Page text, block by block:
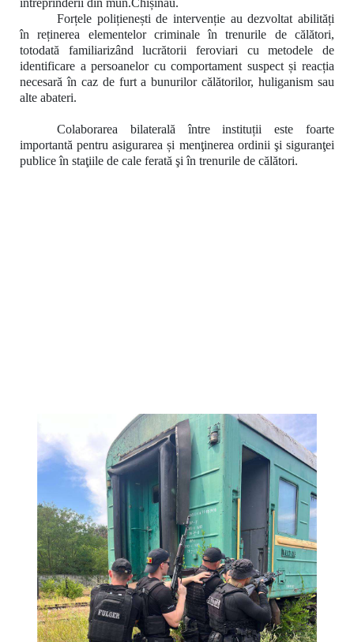
întreprinderii din mun.Chișinău.
Forțele polițienești de intervenție audezvoltat abilități
înreținerea elementelor criminale în trenurile de călători,
totodată familiarizând lucrătorii feroviari cu metodele de
identificare a persoanelor cu comportament suspect și reacția
necesară în caz de furt a bunurilor călătorilor, huliganism sau
alte abateri.
Colaborarea bilaterală între instituții este foarte
importantă pentru asigurarea și menţinerea ordinii şi siguranţei
publice în staţiile de cale ferată şi în trenurile de călători.